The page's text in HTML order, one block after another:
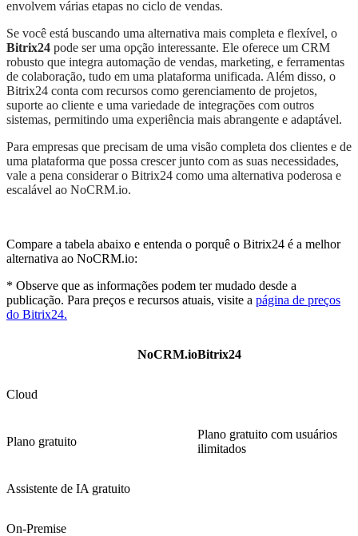
envolvem várias etapas no ciclo de vendas.
Se você está buscando uma alternativa mais completa e flexível, o
Bitrix24 pode ser uma opção interessante. Ele oferece um CRM
robusto que integra automação de vendas, marketing, e ferramentas
de colaboração, tudo em uma plataforma unificada. Além disso, o
Bitrix24 conta com recursos como gerenciamento de projetos,
suporte ao cliente e uma variedade de integrações com outros
sistemas, permitindo uma experiência mais abrangente e adaptável.
Para empresas que precisam de uma visão completa dos clientes e de
uma plataforma que possa crescer junto com as suas necessidades,
vale a pena considerar o Bitrix24 como uma alternativa poderosa e
escalável ao NoCRM.io.
Compare a tabela abaixo e entenda o porquê o Bitrix24 é a melhor
alternativa ao NoCRM.io:
* Observe que as informações podem ter mudado desde a
publicação. Para preços e recursos atuais, visite a página de preços
do Bitrix24.
NoCRM.ioBitrix24
Cloud
Plano gratuito
Plano gratuito com usuários
ilimitados
Assistente de IA gratuito
On-Premise